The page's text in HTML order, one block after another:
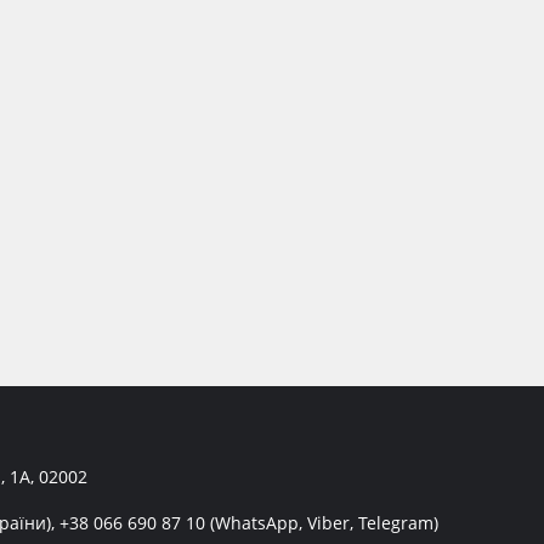
1А, 02002
+38 066 690 87 10 (WhatsApp, Viber, Telegram)